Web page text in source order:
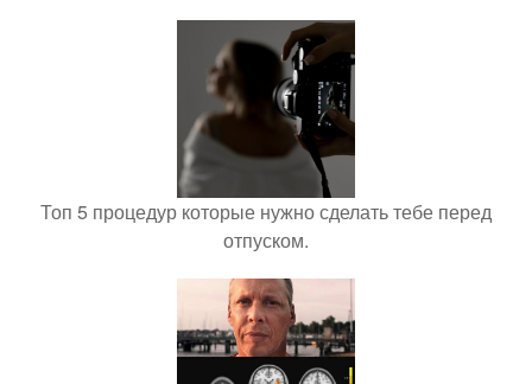
Топ 5 процедур которые нужно сделать тебе перед
отпуском.